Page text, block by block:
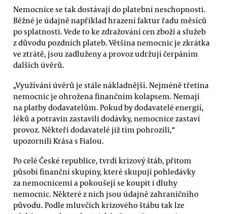
Nemocnice se tak dostávají do platební neschopnosti.
Běžné je údajně například hrazení faktur řadu měsíců
po splatnosti. Vede to ke zdražování cen zboží a služeb
z důvodu pozdních plateb. Většina nemocnic je zkrátka
ve ztrátě, jsou zadluženy a provoz udržují čerpáním
dalších úvěrů.
„Využívání úvěrů je stále nákladnější. Nejméně třetina
nemocnic je ohrožena finančním kolapsem. Nemají
na platby dodavatelům. Pokud by dodavatelé energií,
léků a potravin zastavili dodávky, nemocnice zastaví
provoz. Někteří dodavatelé již tím pohrozili,“
upozornili Krása s Fialou.
Po celé České republice, tvrdí krizový štáb, přitom
působí finanční skupiny, které skupují pohledávky
za nemocnicemi a pokoušejí se koupit i dluhy
nemocnic. Některé z nich jsou údajně zahraničního
původu. Podle mluvčích krizového štábu tak lze